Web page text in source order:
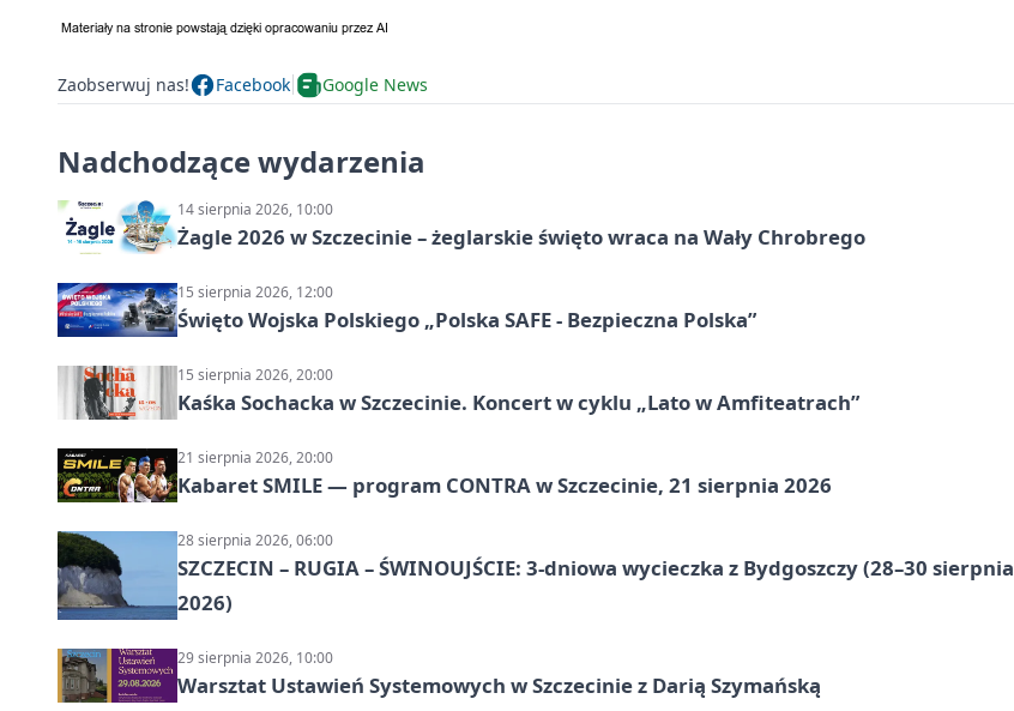
Zaobserwuj nas! Facebook Google News
Nadchodzące wydarzenia
14 sierpnia 2026, 10:00
Żagle 2026 w Szczecinie – żeglarskie święto wraca na Wały Chrobrego
15 sierpnia 2026, 12:00
Święto Wojska Polskiego „Polska SAFE - Bezpieczna Polska”
15 sierpnia 2026, 20:00
Kaśka Sochacka w Szczecinie. Koncert w cyklu „Lato w Amfiteatrach”
21 sierpnia 2026, 20:00
Kabaret SMILE — program CONTRA w Szczecinie, 21 sierpnia 2026
28 sierpnia 2026, 06:00
SZCZECIN – RUGIA – ŚWINOUJŚCIE: 3-dniowa wycieczka z Bydgoszczy (28–30 sierpnia
2026)
29 sierpnia 2026, 10:00
Warsztat Ustawień Systemowych w Szczecinie z Darią Szymańską